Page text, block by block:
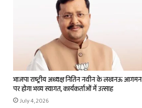
भाजपा राष्ट्रीय अध्यक्ष नितिन नवीन के लखनऊ आगमन
पर होगा भव्य स्वागत, कार्यकर्ताओं में उत्साह
July 4, 2026